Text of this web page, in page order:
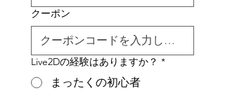
クーポン
Live2Dの経験はありますか？ *
まったくの初心者